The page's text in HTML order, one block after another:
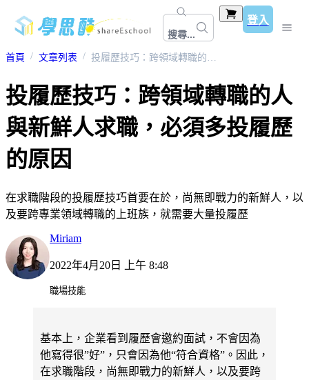
搜尋...
登入
首頁 文章列表 投履歷技巧：跨領域轉職的人與新鮮人求職，必須多投履歷的原因
投履歷技巧：跨領域轉職的人
與新鮮人求職，必須多投履歷
的原因
在求職階段的投履歷技巧首要在於，尚無即戰力的新鮮人，以
及要跨專業領域轉職的上班族，就需要大量投履歷
Miriam
2022年4月20日 上午 8:48
職場技能
基本上，企業看到履歷會邀約面試，不會因為
他寫得很”好”，只會因為他“符合資格”。因此，
在求職階段，尚無即戰力的新鮮人，以及要跨